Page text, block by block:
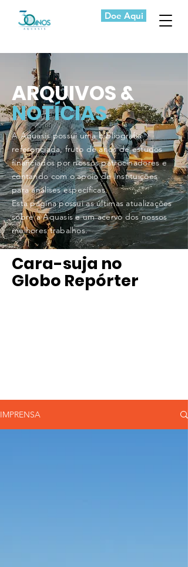
Doe Aqui
ARQUIVOS &
NOTÍCIAS
A Aquasis possui uma bibliografia
referenciada, fruto de anos de estudos
financiados por nossos patrocinadores e
contando com o apoio de Instituições
para análises específicas.
Esta página possui as últimas atualizações
sobre a Aquasis e um acervo dos nossos
melhores trabalhos.
Cara-suja no
Globo Repórter
IMPRENSA